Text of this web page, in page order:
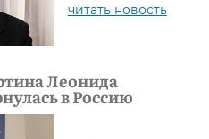
читать новость
Леонида
в Россию